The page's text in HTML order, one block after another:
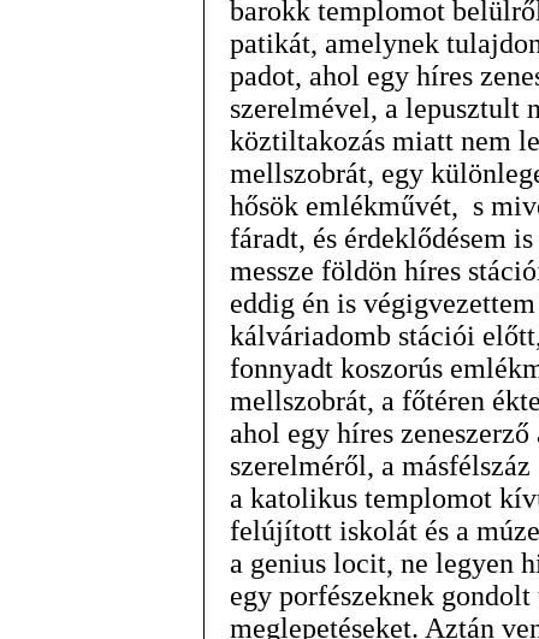
barokk templomot
patikát, amelynek
padot, ahol egy híres
szerelmével, a lepusztult
köztiltakozás miatt nem
mellszobrát, egy
hősök emlékművét, s
fáradt, és érdeklődésem
messze földön híres
eddig én is
kálváriadomb stációi
fonnyadt koszorús
mellszobrát, a főtéren
ahol egy híres
szerelméről, a
a katolikus templomot
felújított iskolát és a
a genius locit, ne legyen
egy porfészeknek
meglepetéseket. Aztán